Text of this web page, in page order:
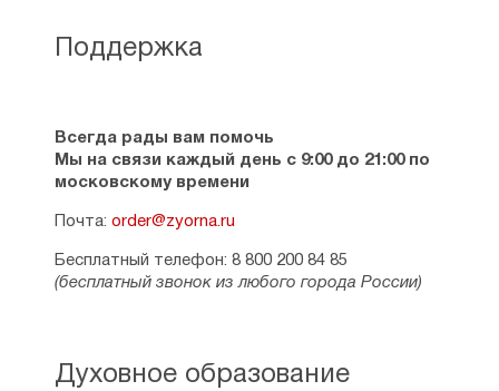
Поддержка
Всегда рады вам помочь
Мы на связи каждый день с 9:00 до 21:00 по
московскому времени
Почта: order@zyorna.ru
Бесплатный телефон: 8 800 200 84 85
(бесплатный звонок из любого города России)
Духовное образование